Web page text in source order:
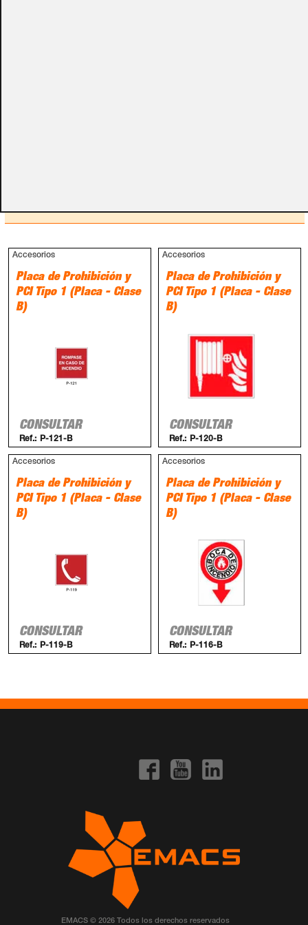
PRODUCTOS RELACIONADOS
Accesorios
Placa de Prohibición y
PCI Tipo 1 (Placa - Clase
B)
CONSULTAR
Ref.: P-121-B
Accesorios
Placa de Prohibición y
PCI Tipo 1 (Placa - Clase
B)
CONSULTAR
Ref.: P-120-B
Accesorios
Placa de Prohibición y
PCI Tipo 1 (Placa - Clase
B)
CONSULTAR
Ref.: P-119-B
Accesorios
Placa de Prohibición y
PCI Tipo 1 (Placa - Clase
B)
CONSULTAR
Ref.: P-116-B
EMACS © 2026 Todos los derechos reservados